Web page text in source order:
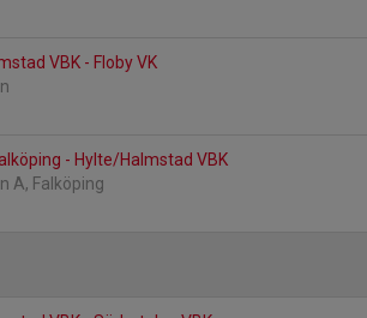
VBK - Floby VK
- Hylte/Halmstad VBK
A, Falköping